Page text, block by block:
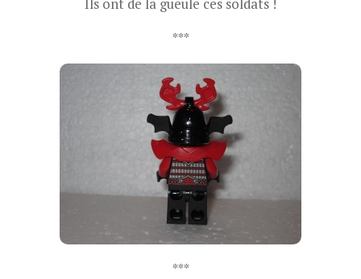
Ils ont de la gueule ces soldats !
***
***